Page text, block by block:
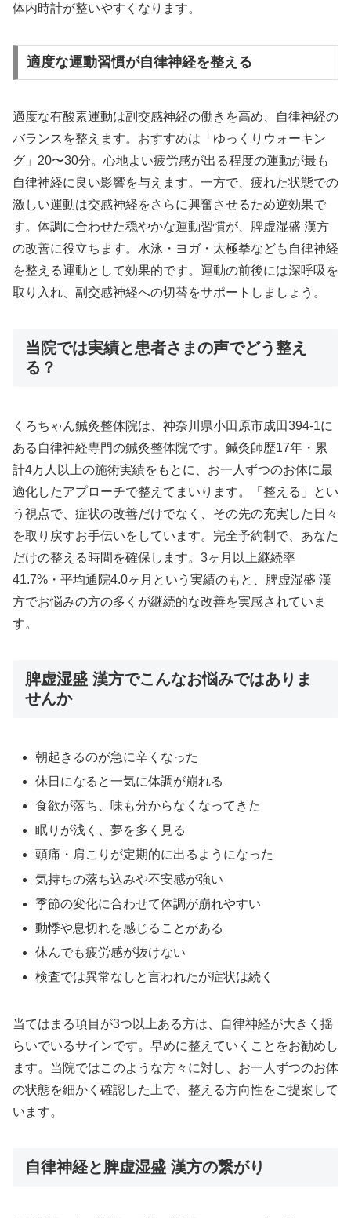
体内時計が整いやすくなります。
適度な運動習慣が自律神経を整える
適度な有酸素運動は副交感神経の働きを高め、自律神経の
バランスを整えます。おすすめは「ゆっくりウォーキン
グ」20〜30分。心地よい疲労感が出る程度の運動が最も
自律神経に良い影響を与えます。一方で、疲れた状態での
激しい運動は交感神経をさらに興奮させるため逆効果で
す。体調に合わせた穏やかな運動習慣が、脾虚湿盛 漢方
の改善に役立ちます。水泳・ヨガ・太極拳なども自律神経
を整える運動として効果的です。運動の前後には深呼吸を
取り入れ、副交感神経への切替をサポートしましょう。
当院では実績と患者さまの声でどう整え
る？
くろちゃん鍼灸整体院は、神奈川県小田原市成田394-1に
ある自律神経専門の鍼灸整体院です。鍼灸師歴17年・累
計4万人以上の施術実績をもとに、お一人ずつのお体に最
適化したアプローチで整えてまいります。「整える」とい
う視点で、症状の改善だけでなく、その先の充実した日々
を取り戻すお手伝いをしています。完全予約制で、あなた
だけの整える時間を確保します。3ヶ月以上継続率
41.7%・平均通院4.0ヶ月という実績のもと、脾虚湿盛 漢
方でお悩みの方の多くが継続的な改善を実感されていま
す。
脾虚湿盛 漢方でこんなお悩みではありま
せんか
朝起きるのが急に辛くなった
休日になると一気に体調が崩れる
食欲が落ち、味も分からなくなってきた
眠りが浅く、夢を多く見る
頭痛・肩こりが定期的に出るようになった
気持ちの落ち込みや不安感が強い
季節の変化に合わせて体調が崩れやすい
動悸や息切れを感じることがある
休んでも疲労感が抜けない
検査では異常なしと言われたが症状は続く
当てはまる項目が3つ以上ある方は、自律神経が大きく揺
らいでいるサインです。早めに整えていくことをお勧めし
ます。当院ではこのような方々に対し、お一人ずつのお体
の状態を細かく確認した上で、整える方向性をご提案して
います。
自律神経と脾虚湿盛 漢方の繋がり